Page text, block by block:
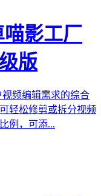
影工厂
版
频编辑需求的综合
轻松修剪或拆分视频
例，可添...